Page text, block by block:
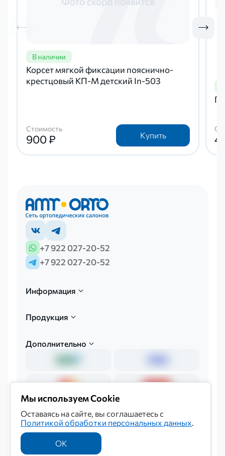
Корсет мягкой фиксации пояснично-
крестцовый КП-М детский In-503
Стоимость
900 ₽ Купить 4
+7 922 027-20-52
+7 922 027-20-52
Информация
Продукция
Дополнительно
Политика обработки персональных данных
© 2026 «Мединкор»
Мы используем Cookie
Оставаясь на сайте, вы соглашаетесь с
Политикой обработки персональных данных.
ОК